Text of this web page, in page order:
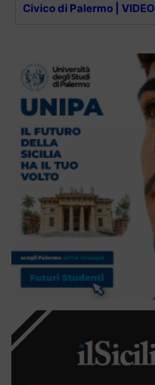
Civico di Palermo | VIDEO